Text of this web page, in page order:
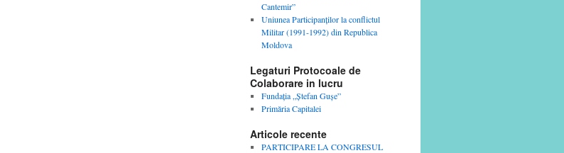
Cantemir”
Uniunea Participanţilor la conflictul
Militar (1991-1992) din Republica
Moldova
Legaturi Protocoale de
Colaborare in lucru
Fundaţia „Ştefan Guşe”
Primăria Capitalei
Articole recente
PARTICIPARE LA CONGRESUL